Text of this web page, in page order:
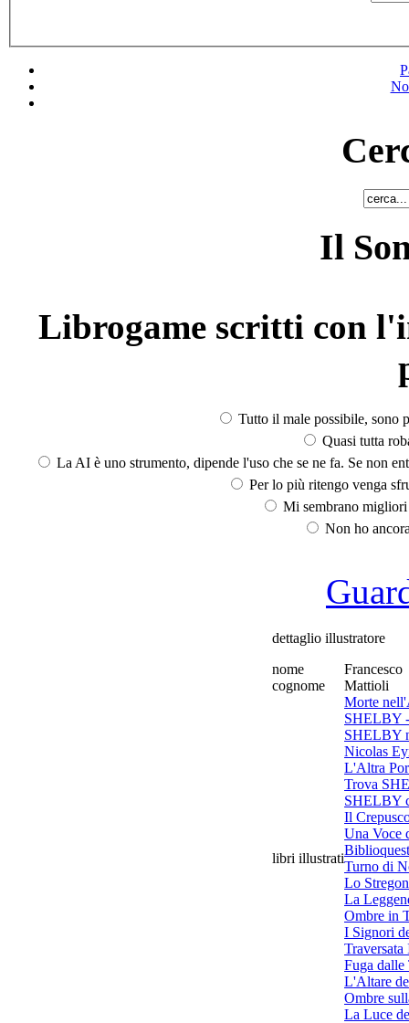
Il
Librogame scritti con
Tutto il male possibile, sono
Quasi tutta
La AI è uno strumento, dipende l'uso che se ne fa. Se non
Per lo più ritengo venga
Mi sembrano
Non ho
dettaglio illustratore
nome
Francesco
cognome
Mattioli
libri illustrati
Morte
SHELBY
SHELBY
Nicolas
L'Altra
Trova
SHELBY
Il
Una Voce
Turno di
Lo
La
Ombre in
I Signori
Traversata
Fuga dalle
L'Altare
Ombre
La Luce